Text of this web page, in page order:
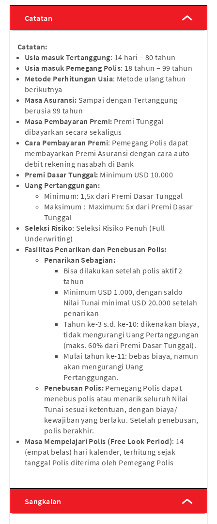
Catatan
Catatan:
Usia masuk Tertanggung: 14 hari – 80 tahun
Usia masuk Pemegang Polis: 18 tahun – 99 tahun
Metode Perhitungan Usia: Metode ulang tahun
berikutnya
Masa Asuransi: Sampai dengan Tertanggung
berusia 99 tahun
Masa Pembayaran Premi: Premi Tunggal
dibayarkan secara sekaligus
Cara Pembayaran Premi: Pemegang Polis dapat
membayarkan Premi Asuransi dengan cara auto
debit rekening nasabah di Bank
Premi Dasar Tunggal: Minimum USD 10.000
Uang Pertanggungan:
Minimum: 1,5x dari Premi Dasar Tunggal
Maksimum : Maximum: 5x dari Premi Dasar
Tunggal
Seleksi Risiko: Seleksi Risiko Penuh (Full
Underwriting)
Fasilitas Penarikan dan Penebusan Polis:
Penarikan Sebagian:
Bisa dilakukan setelah polis aktif 2
tahun
Minimum USD 1.000, dengan saldo
Nilai Tunai minimal USD 20.000 setelah
penarikan
Tahun ke-3 s.d. ke-10: dikenakan biaya,
tidak mengurangi Uang Pertanggungan
(maks. 60% dari Premi Dasar Tunggal).
Mulai tahun ke-11: bebas biaya, namun
akan mengurangi Uang
Pertanggungan.
Penebusan Polis: Pemegang Polis dapat
menebus polis atau menarik seluruh Nilai
Tunai sesuai ketentuan, dengan biaya/
kewajiban yang berlaku. Setelah penebusan,
polis berakhir.
Masa Mempelajari Polis (Free Look Period): 14
(empat belas) hari kalender, terhitung sejak
tanggal Polis diterima oleh Pemegang Polis
Sangkalan